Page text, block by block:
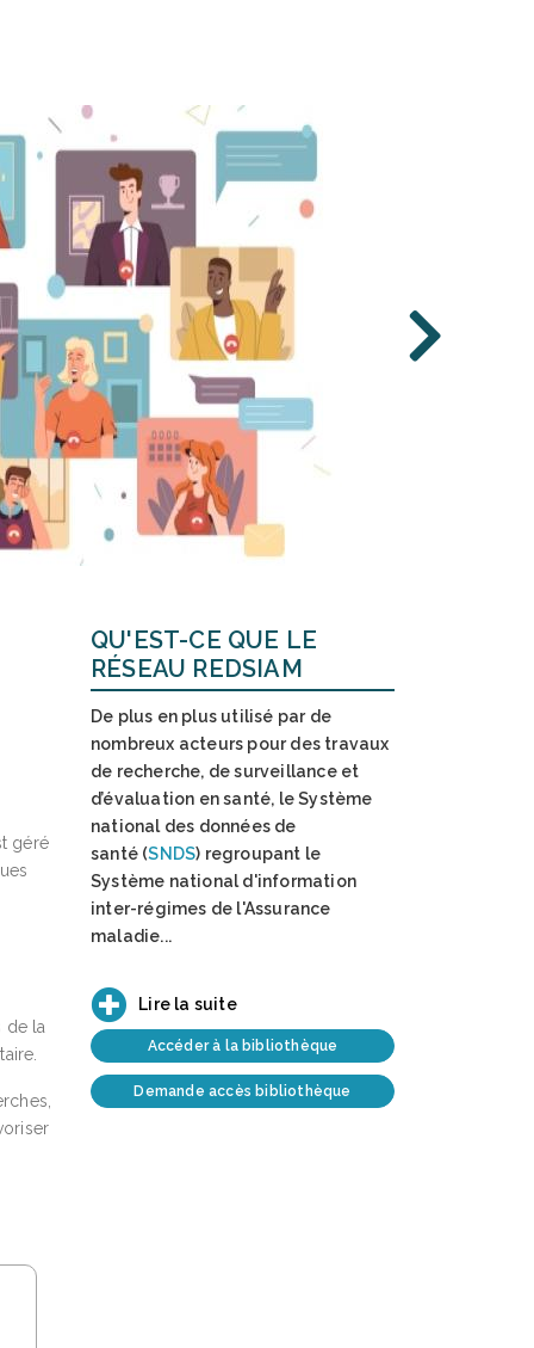
SNDS DU
!
vient de publier le
la coordination de
géré
de la
QU'EST-CE QUE LE
RÉSEAU REDSIAM
De plus en plus utilisé par de
nombreux acteurs pour des travaux
de recherche, de surveillance et
d’évaluation en santé, leSystème
national des données de
santé (SNDS) regroupant le
Système national d'information
inter-régimes de l'Assurance
maladie...
Lire la suite
Accéder à la bibliothèque
Demande accès bibliothèque